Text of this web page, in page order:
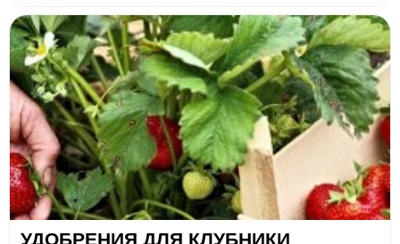
УДОБРЕНИЯ ДЛЯ КЛУБНИКИ